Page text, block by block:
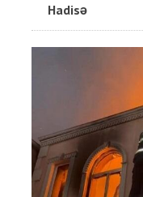
Hadisə